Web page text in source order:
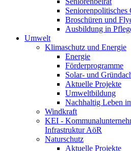
Seniorenpolitisches
Broschüren und
Ausbildung in
Umwelt
Klimaschutz und Energie
Energie
Förderprogramme
Solar- und
Aktuelle Projekte
Umweltbildung
Nachhaltig Leben
Windkraft
KEI -
Infrastruktur AöR
Naturschutz
Aktuelle Projekte